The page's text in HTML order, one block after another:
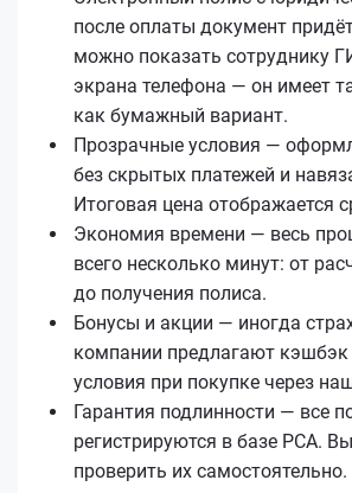
после оплаты документ
можно показать сотруднику
экрана телефона — он имеет
как бумажный вариант.
Прозрачные условия —
без скрытых платежей и
Итоговая цена отображается
Экономия времени — весь
всего несколько минут: от
до получения полиса.
Бонусы и акции — иногда
компании предлагают
условия при покупке через
Гарантия подлинности — все
регистрируются в базе РСА.
проверить их самостоятельно.